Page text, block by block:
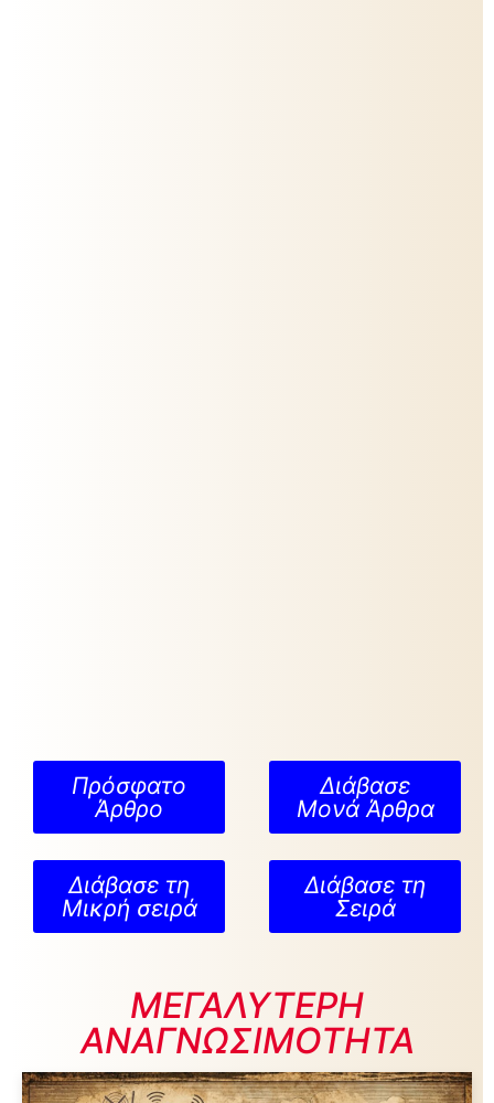
Πρόσφατο
Άρθρο
Διάβασε
Μονά Άρθρα
Διάβασε τη
Μικρή σειρά
Διάβασε τη
Σειρά
ΜΕΓΑΛΥΤΕΡΗ
ΑΝΑΓΝΩΣΙΜΟΤΗΤΑ